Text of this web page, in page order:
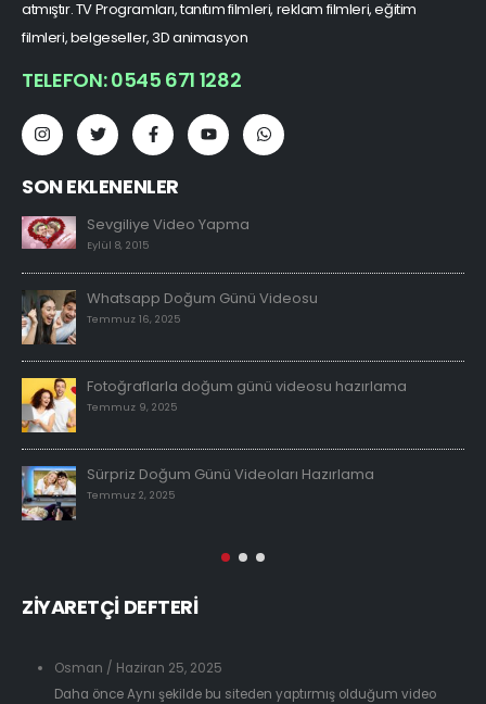
atmıştır. TV Programları, tanıtım filmleri, reklam filmleri, eğitim
filmleri, belgeseller, 3D animasyon
TELEFON: 0545 671 1282
SON EKLENENLER
Sevgiliye Video Yapma
Eylül 8, 2015
Whatsapp Doğum Günü Videosu
Temmuz 16, 2025
Fotoğraflarla doğum günü videosu hazırlama
Temmuz 9, 2025
Sürpriz Doğum Günü Videoları Hazırlama
Temmuz 2, 2025
ZİYARETÇİ DEFTERİ
Osman / Haziran 25, 2025
Daha önce Aynı şekilde bu siteden yaptırmış olduğum video